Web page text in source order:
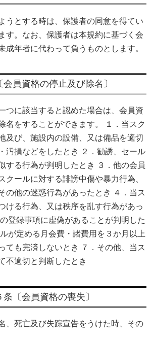
うとする時は、保護者の同意を得てい
す。なお、保護者は本規約に基づく会
成年者に代わって負うものとします。
員資格の停止及び除名〕
つに該当すると認めた場合は、会員資
名をすることができます。 １．当スク
及び、施設内の設備、又は備品を適切
汚損などをしたとき ２．勧誘、セール
する行為が判明したとき ３．他の会員
クールに対する誹謗中傷や暴力行為、
の他の迷惑行為があったとき ４．当ス
ける行為、又は秩序を乱す行為があっ
登録事項に虚偽があることが判明した
が定める月会費・諸費用を３か月以上
ても完済しないとき ７．その他、当ス
不適切と判断したとき
条〔会員資格の喪失〕
、死亡及び失踪宣告をうけた時、その